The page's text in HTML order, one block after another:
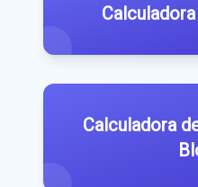
Calculadora